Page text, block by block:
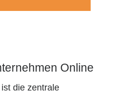
Online
die zentrale